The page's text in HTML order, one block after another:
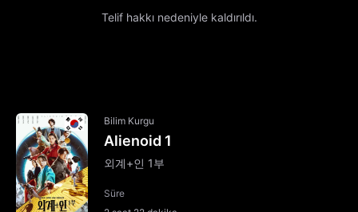
Telif hakkı nedeniyle kaldırıldı.
Bilim Kurgu
Alienoid 1
외계+인 1부
Süre